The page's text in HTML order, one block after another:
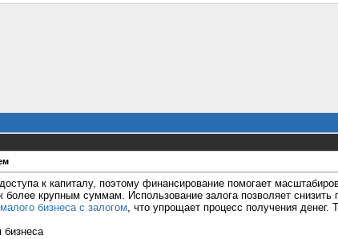
к капиталу, поэтому финансирование помогает
крупным суммам. Использование залога позволяет
бизнеса с залогом, что упрощает процесс получения денег.
бизнеса